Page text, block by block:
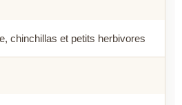
chinchillas et petits herbivores